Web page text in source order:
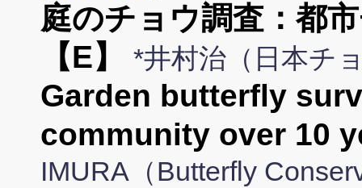
庭のチョウ調査：都
【E】
*井村治（日本チ
Garden butterfly
community over 10
IMURA（Butterfly